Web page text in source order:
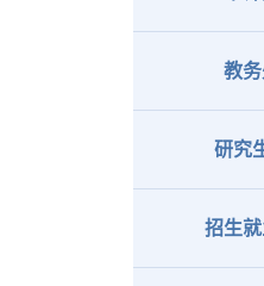
教
研究
招生